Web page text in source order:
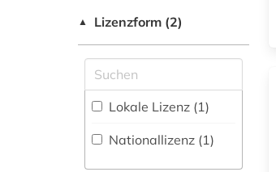
librettist (1)
libretto (4)
lied (1)
▲ Lizenzform (2)
Lokale Lizenz (1)
Nationallizenz (1)